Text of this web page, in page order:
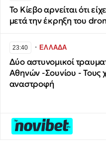
Το Κίεβο αρνείται ότι
μετά την έκρηξη του
23:40 ∙ΕΛΛΑΔΑ
Δύο αστυνομικοί
Αθηνών -Σουνίου - Τους
αναστροφή